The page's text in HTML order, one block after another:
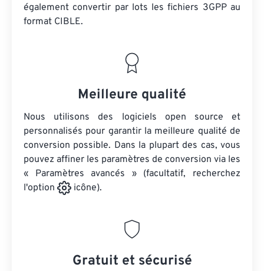
également convertir par lots les fichiers 3GPPau
format CIBLE.
Meilleure qualité
Nous utilisons des logiciels open source et
personnalisés pour garantir la meilleure qualité de
conversion possible. Dans la plupart des cas, vous
pouvez affiner les paramètres de conversion via les
« Paramètres avancés » (facultatif, recherchez
l'option
icône).
Gratuit et sécurisé